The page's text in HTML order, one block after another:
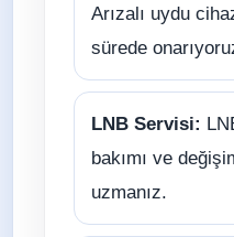
Arızalı uydu
sürede
LNB Servisi:
bakımı ve
uzmanız.